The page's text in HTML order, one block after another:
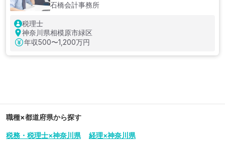
石橋会計事務所
税理士
神奈川県相模原市緑区
年収500〜1,200万円
職種×都道府県から探す
税務・税理士×神奈川県 経理×神奈川県